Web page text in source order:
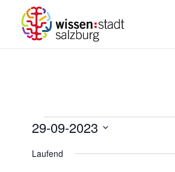
Veranstaltungen
für
29-09-2023
wählen.
Laufend